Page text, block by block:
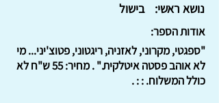
בישול
נושא ראשי:
אודות הספר:
"ספגטי, מקרוני, לאזניה, ריגטוני, פטוצ'יני... מי
לא אוהב פסטה איטלקית." . מחיר: 55 ש"ח לא
כולל המשלוח. : : .